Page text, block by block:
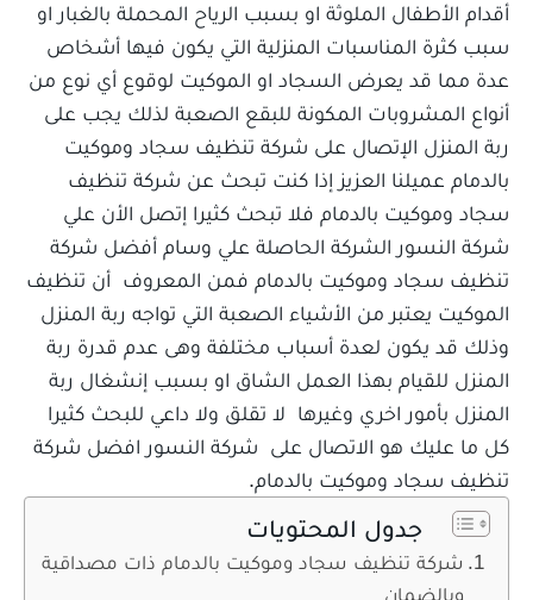
أقدام الأطفال الملوثة او بسبب الرياح المحملة بالغبار او
سبب كثرة المناسبات المنزلية التي يكون فيها أشخاص
عدة مما قد يعرض السجاد او الموكيت لوقوع أي نوع من
أنواع المشروبات المكونة للبقع الصعبة لذلك يجب على
ربة المنزل الإتصال على شركة تنظيف سجاد وموكيت
بالدمام عميلنا العزيز إذا كنت تبحث عن شركة تنظيف
سجاد وموكيت بالدمام فلا تبحث كثيرا إتصل الأن علي
شركة النسور الشركة الحاصلة علي وسام أفضل شركة
تنظيف سجاد وموكيت بالدمام فمن المعروف أن تنظيف
الموكيت يعتبر من الأشياء الصعبة التي تواجه ربة المنزل
وذلك قد يكون لعدة أسباب مختلفة وهى عدم قدرة ربة
المنزل للقيام بهذا العمل الشاق او بسبب إنشغال ربة
المنزل بأمور اخري وغيرها لا تقلق ولا داعي للبحث كثيرا
كل ما عليك هو الاتصال على شركة النسور افضل شركة
تنظيف سجاد وموكيت بالدمام.
جدول المحتويات
شركة تنظيف سجاد وموكيت بالدمام ذات مصداقية
وبالضمان